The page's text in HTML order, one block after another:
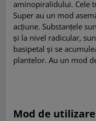
aminopiralidului. Cele
Super au un mod
acțiune. Substanțele
și la nivel radicular,
basipetal și se
plantelor. Au un mod
Mod de utilizare